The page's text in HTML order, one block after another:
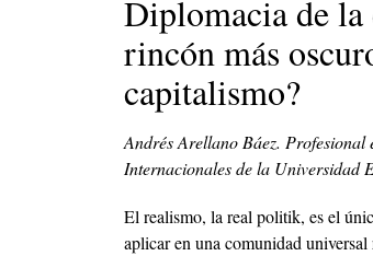
Diplomacia de la
rincón más
capitalismo?
Andrés Arellano Báez. Profesional
Internacionales de la Universidad
El realismo, la real politik, es el
aplicar en una comunidad